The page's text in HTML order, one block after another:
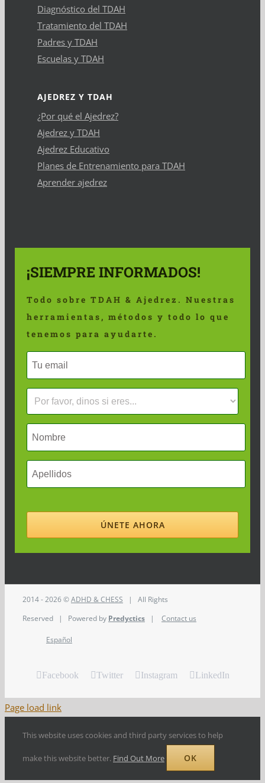
Diagnóstico del TDAH
Tratamiento del TDAH
Padres y TDAH
Escuelas y TDAH
AJEDREZ Y TDAH
¿Por qué el Ajedrez?
Ajedrez y TDAH
Ajedrez Educativo
Planes de Entrenamiento para TDAH
Aprender ajedrez
¡SIEMPRE INFORMADOS!
Todo sobre TDAH & Ajedrez. Nuestras
herramientas, métodos y todo lo que
tenemos para ayudarte.
2014 - 2026 ©ADHD & CHESS | All Rights
Reserved | Powered by Predyctics | Contact us
Español
Facebook Twitter Instagram LinkedIn
Page load link
This website uses cookies and third party services to help
make this website better. Find Out More OK